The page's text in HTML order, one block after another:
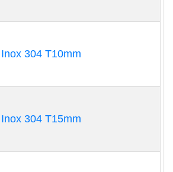
304 T10mm
304 T15mm